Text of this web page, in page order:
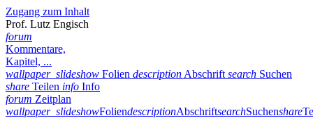
Zugang zum Inhalt
Prof. Lutz Engisch
forum
Kommentare,
Kapitel, ...
wallpaper_slideshow Folien description Abschrift search Suchen
share Teilen info Info
forum Zeitplan
wallpaper_slideshowFoliendescriptionAbschriftsearchSuchenshare